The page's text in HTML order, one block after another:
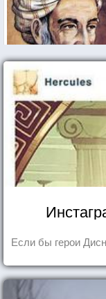
Если бы герои